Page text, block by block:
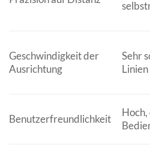
Geschwindigkeit der
Ausrichtung
Sehr
Benutzerfreundlichkeit